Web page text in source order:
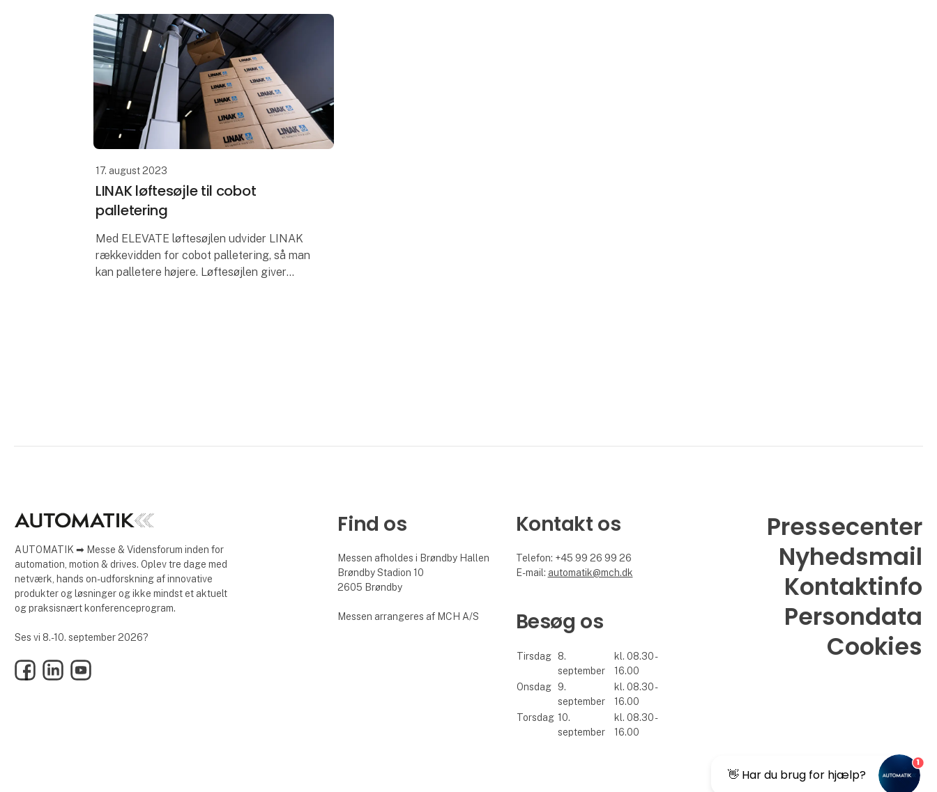
nu integreres med alle de gæ
17. august 2023
LINAK løftesøjle til cobot
palletering
Med ELEVATE løftesøjlen udvider LINAK
rækkevidden for cobot palletering, så man
kan palletere højere. Løftesøjlen giver
AUTOMATIK ➡ Messe & Vidensforum inden for
automation, motion & drives. Oplev tre dage med
netværk, hands on-udforskning af innovative
produkter og løsninger og ikke mindst et aktuelt
og praksisnært konferenceprogram.
Ses vi 8.-10. september 2026?
FacebookLinkedInYouTube
Find os
Messen afholdes i Brøndby Hallen
Brøndby Stadion 10
2605 Brøndby
Messen arrangeres af MCH A/S
Kontakt os
Telefon: +45 99 26 99 26
E-mail: automatik@mch.dk
Besøg os
Tirsdag
8.
september
kl. 08.30 -
16.00
Onsdag
9.
september
kl. 08.30 -
16.00
Torsdag 10.
september
kl. 08.30 -
16.00
Pressecenter
Nyhedsmail
Kontaktinfo
Persondata
Cookies
👋 Har du brug for hjælp?
1